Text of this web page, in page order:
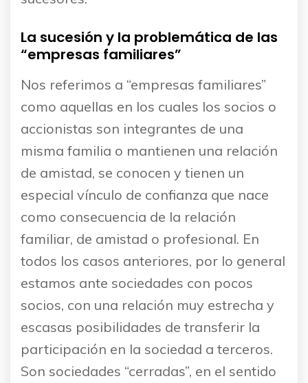
La sucesión y la problemática de las
“empresas familiares”
Nos referimos a “empresas familiares”
como aquellas en los cuales los socios o
accionistas son integrantes de una
misma familia o mantienen una relación
de amistad, se conocen y tienen un
especial vínculo de confianza que nace
como consecuencia de la relación
familiar, de amistad o profesional. En
todos los casos anteriores, por lo general
estamos ante sociedades con pocos
socios, con una relación muy estrecha y
escasas posibilidades de transferir la
participación en la sociedad a terceros.
Son sociedades “cerradas”, en el sentido